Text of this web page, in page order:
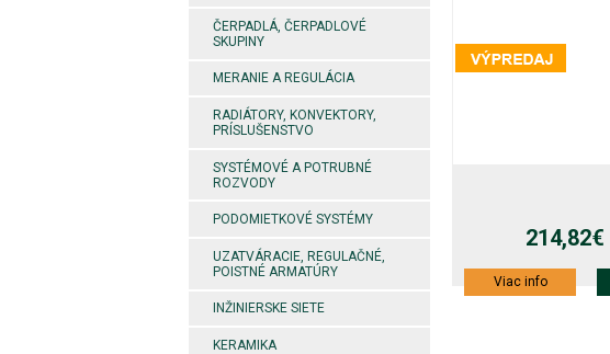
ČERPADLÁ, ČERPADLOVÉ
SKUPINY
MERANIE A REGULÁCIA
RADIÁTORY, KONVEKTORY,
PRÍSLUŠENSTVO
SYSTÉMOVÉ A POTRUBNÉ
ROZVODY
PODOMIETKOVÉ SYSTÉMY
UZATVÁRACIE, REGULAČNÉ,
POISTNÉ ARMATÚRY
INŽINIERSKE SIETE
KERAMIKA
214,82€
Viac info